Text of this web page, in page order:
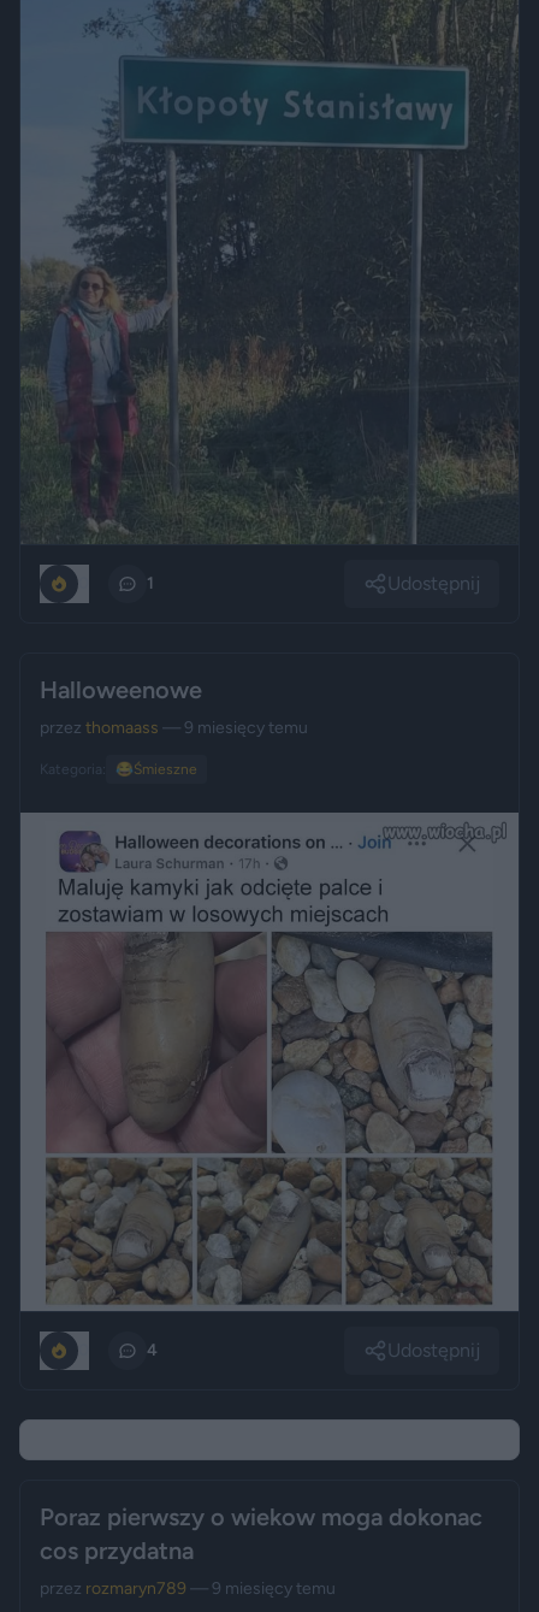
1 Udostępnij
Halloweenowe
przez thomaass — 9 miesięcy temu
Kategoria: 😂Śmieszne
4 Udostępnij
Poraz pierwszy o wiekow moga dokonac
cos przydatna
przez rozmaryn789 — 9 miesięcy temu